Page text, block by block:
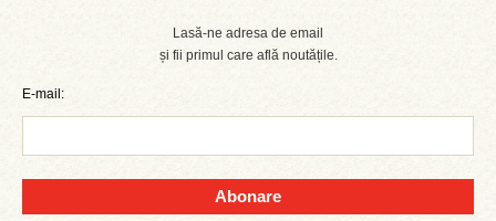
Lasă-ne adresa de email
și fii primul care află noutățile.
E-mail:
Abonare